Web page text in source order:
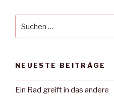
nach:
NEUESTE BEITRÄGE
Ein Rad greift in das andere